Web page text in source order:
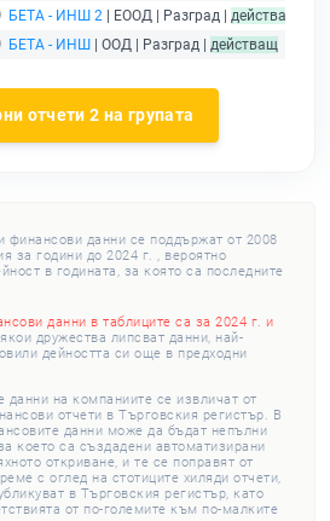
БЕТА - ИНШ 2 | ЕООД | Разград | действащ
БЕТА - ИНШ | ООД | Разград | действащ
отчети 2 на групата
финансови данни се поддържат от 2008
за години до 2024 г. , вероятно
в годината, за която са последните
данни в таблиците са за 2024 г. и
дружества липсват данни, най-
дейността си още в предходни
данни на компаниите се извличат от
отчети в Търговския регистър. В
данни може да бъдат непълни
което са създадени автоматизирани
откриване, и те се поправят от
с оглед на стотиците хиляди отчети,
в Търговския регистър, като
от по-големите към по-малките